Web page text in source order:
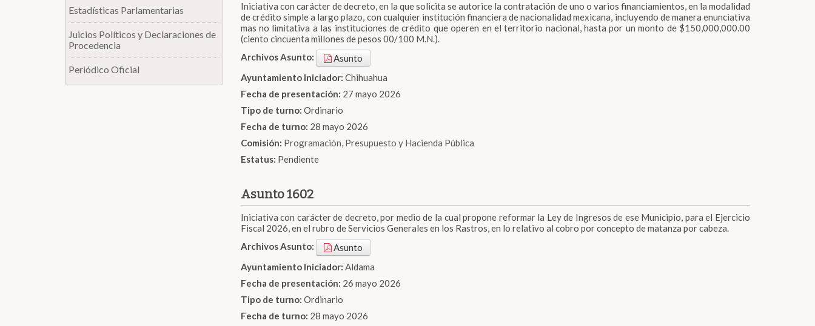
Estadísticas Parlamentarias
Juicios Políticos y Declaraciones de
Procedencia
Periódico Oficial
Iniciativa con carácter de decreto, en la que solicita se autorice la contratación de uno o varios financiamientos, en la modalidad
de crédito simple a largo plazo, con cualquier institución financiera de nacionalidad mexicana, incluyendo de manera enunciativa
mas no limitativa a las instituciones de crédito que operen en el territorio nacional, hasta por un monto de $150,000,000.00
(ciento cincuenta millones de pesos 00/100 M.N.).
Archivos Asunto:
Asunto
Ayuntamiento Iniciador: Chihuahua
Fecha de presentación: 27 mayo 2026
Tipo de turno: Ordinario
Fecha de turno: 28 mayo 2026
Comisión: Programación, Presupuesto y Hacienda Pública
Estatus: Pendiente
Asunto 1602
Iniciativa con carácter de decreto, por medio de la cual propone reformar la Ley de Ingresos de ese Municipio, para el Ejercicio
Fiscal 2026, en el rubro de Servicios Generales en los Rastros, en lo relativo al cobro por concepto de matanza por cabeza.
Archivos Asunto:
Asunto
Ayuntamiento Iniciador: Aldama
Fecha de presentación: 26 mayo 2026
Tipo de turno: Ordinario
Fecha de turno: 28 mayo 2026